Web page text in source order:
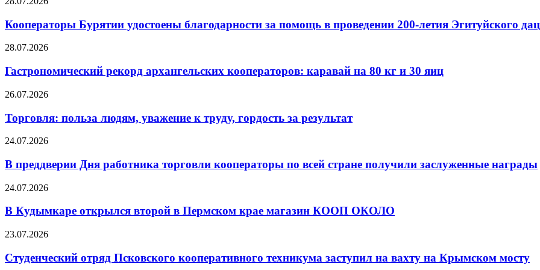
Кооператоры Бурятии удостоены благодарности за помощь в проведении 200-летия Эгитуйского
28.07.2026
Гастрономический рекорд архангельских кооператоров: каравай на 80 кг и 30 яиц
26.07.2026
Торговля: польза людям, уважение к труду, гордость за результат
24.07.2026
В преддверии Дня работника торговли кооператоры по всей стране получили заслуженные награды
24.07.2026
В Кудымкаре открылся второй в Пермском крае магазин КООП ОКОЛО
23.07.2026
Студенческий отряд Псковского кооперативного техникума заступил на вахту на Крымском мосту